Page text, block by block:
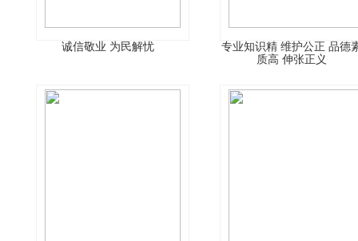
诚信敬业 为民解忧
专业知识精 维护公正 品德
质高 伸张正义